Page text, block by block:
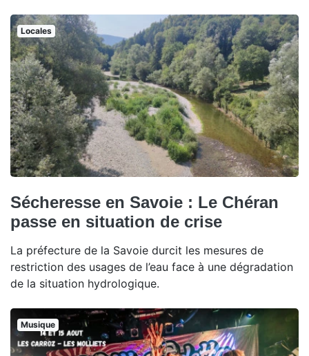
Locales
Sécheresse en Savoie : Le Chéran
passe en situation de crise
La préfecture de la Savoie durcit les mesures de
restriction des usages de l’eau face à une dégradation
de la situation hydrologique.
Musique